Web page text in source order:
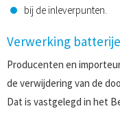
bij de inleverpunten.
Verwerking
Producenten en
de verwijdering van de
Dat is vastgelegd in het